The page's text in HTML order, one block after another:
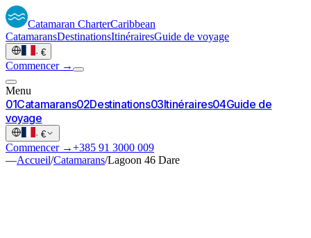
Catamaran CharterCaribbean
CatamaransDestinationsItinérairesGuide de voyage
· €
Commencer →
Menu
01Catamarans02Destinations03Itinéraires04Guide de
voyage
· €
Commencer →+385 91 3000 009
—Accueil/Catamarans/Lagoon 46 Dare